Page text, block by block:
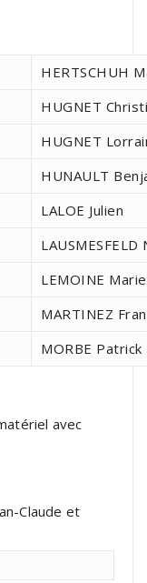
HERTSCHUH
HUGNET
HUGNET
HUNAULT
LALOE Julien
LAUSMESFELD
LEMOINE Marie
MARTINEZ
MORBE Patrick
avec
Claude et